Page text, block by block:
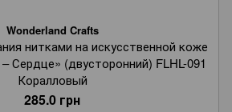
Wonderland Crafts
нитками на искусственной коже
Сердце» (двусторонний) FLHL-091
Коралловый
285.0 грн